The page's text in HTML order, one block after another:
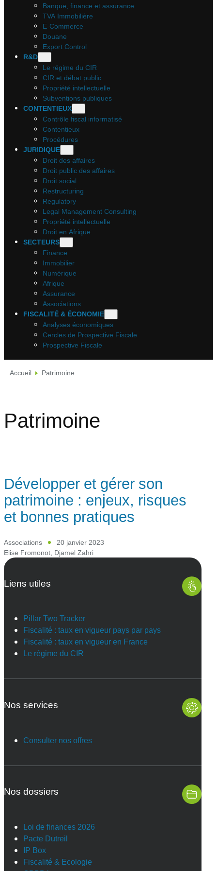
Banque, finance et assurance
TVA Immobilière
E-Commerce
Douane
Export Control
R&D
Le régime du CIR
CIR et débat public
Propriété intellectuelle
Subventions publiques
CONTENTIEUX
Contrôle fiscal informatisé
Contentieux
Procédures
JURIDIQUE
Droit des affaires
Droit public des affaires
Droit social
Restructuring
Regulatory
Legal Management Consulting
Propriété intellectuelle
Droit en Afrique
SECTEURS
Finance
Immobilier
Numérique
Afrique
Assurance
Associations
FISCALITÉ & ÉCONOMIE
Analyses économiques
Cercles de Prospective Fiscale
Prospective Fiscale
Accueil Patrimoine
Patrimoine
Développer et gérer son
patrimoine : enjeux, risques
et bonnes pratiques
Associations
20 janvier 2023
Elise Fromonot, Djamel Zahri
Liens utiles
Pillar Two Tracker
Fiscalité : taux en vigueur pays par pays
Fiscalité : taux en vigueur en France
Le régime du CIR
Nos services
Consulter nos offres
Nos dossiers
Loi de finances 2026
Pacte Dutreil
IP Box
Fiscalité & Ecologie